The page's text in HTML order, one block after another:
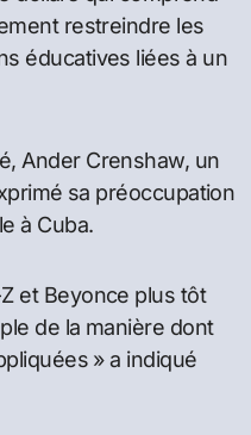
restreindre les
éducatives liées à un
Ander Crenshaw, un
sa préoccupation
à Cuba.
et Beyonce plus tôt
de la manière dont
» a indiqué